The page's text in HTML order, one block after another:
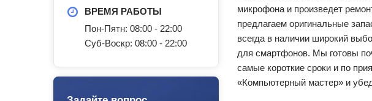
ВРЕМЯ РАБОТЫ
Пон-Пятн: 08:00 - 22:00
Суб-Воскр: 08:00 - 22:00
микрофона и произведет
предлагаем оригинальные
всегда в наличии широкий
для смартфонов. Мы готовы
самые короткие сроки и по
«Компьютерный мастер» и